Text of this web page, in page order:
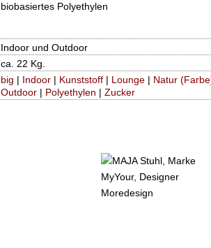
biobasiertes Polyethylen
Indoor und Outdoor
ca. 22 Kg.
big | Indoor| Kunststoff| Lounge| Natur
Outdoor| Polyethylen | Zucker